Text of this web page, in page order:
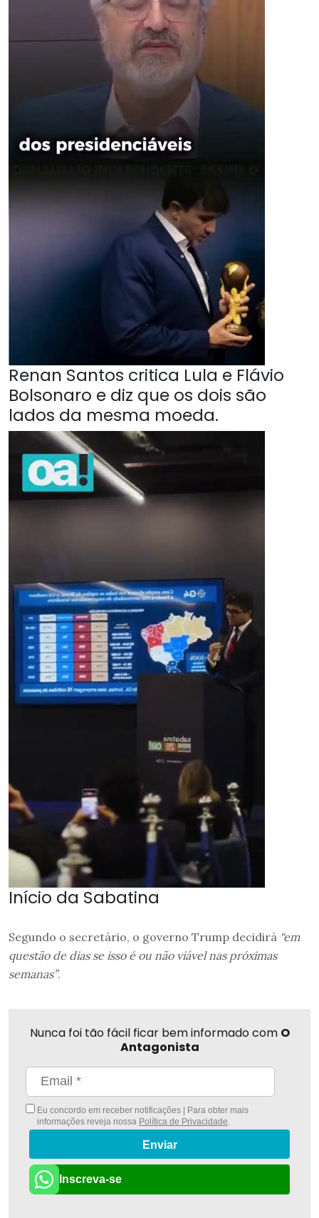
Renan Santos critica Lula e Flávio
Bolsonaro e diz que os dois são
lados da mesma moeda.
Início da Sabatina
Segundo o secretário, o governo Trump decidirá “em
questão de dias se isso é ou não viável nas próximas
semanas”.
Nunca foi tão fácil ficar bem informado com O
Antagonista
Eu concordo em receber notificações | Para obter mais
informações reveja nossa Política de Privacidade
Enviar
Inscreva-se